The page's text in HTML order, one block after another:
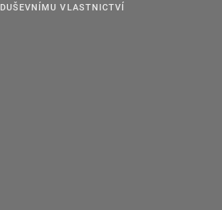
VLASTNICTVÍ